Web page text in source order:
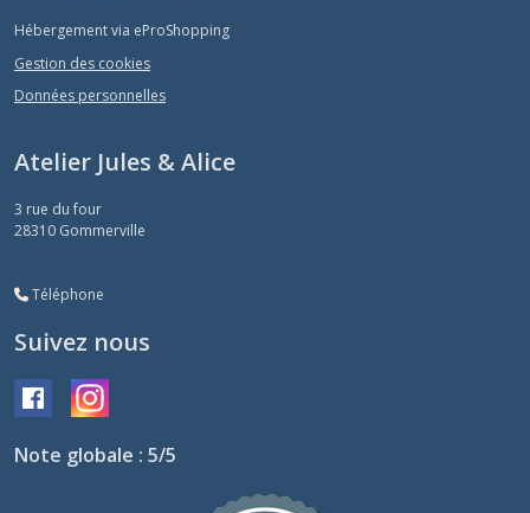
Hébergement via eProShopping
Gestion des cookies
Données personnelles
Atelier Jules & Alice
3 rue du four
28310 Gommerville
Téléphone
Suivez nous
Note globale : 5/5